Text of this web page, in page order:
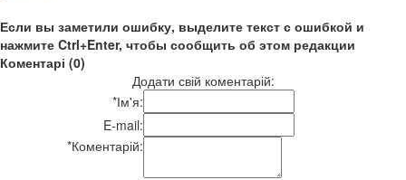
Если вы заметили ошибку, выделите текст с ошибкой и
нажмите Ctrl+Enter, чтобы сообщить об этом редакции
Коментарі (0)
Додати свій коментарій:
*Ім'я:
E-mail:
*Коментарій: